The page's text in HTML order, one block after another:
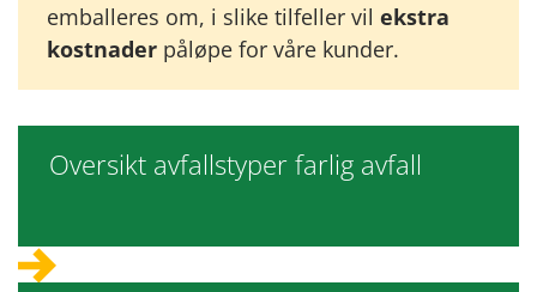
emballeres om, i slike tilfeller vil ekstra
kostnader påløpe for våre kunder.
Oversikt avfallstyper farlig avfall